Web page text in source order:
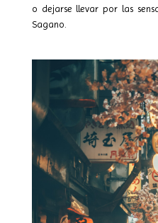
o dejarse llevar por las
Sagano.